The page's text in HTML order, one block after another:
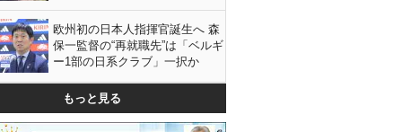
欧州初の日本人指揮官誕生へ 森
保一監督の“再就職先”は「ベルギ
ー1部の日系クラブ」一択か
もっと見る